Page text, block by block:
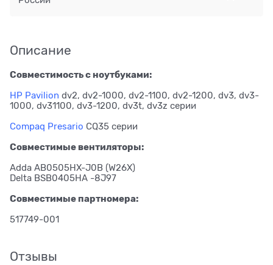
Описание
Совместимость с ноутбуками:
HP Pavilion dv2, dv2-1000, dv2-1100, dv2-1200, dv3, dv3-
1000, dv31100, dv3-1200, dv3t, dv3z серии
Compaq Presario CQ35 серии
Совместимые вентиляторы:
Adda AB0505HX-J0B (W26X)
Delta BSB0405HA -8J97
Совместимые партномера:
517749-001
Отзывы